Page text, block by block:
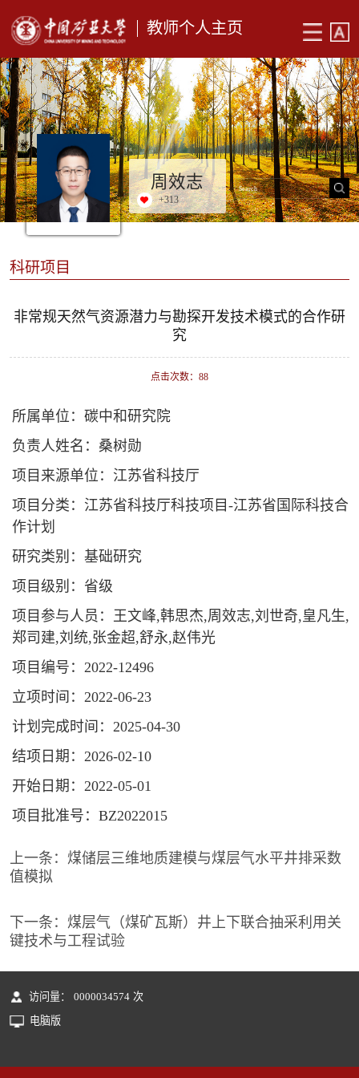
教师个人主页
周效志
+313
科研项目
非常规天然气资源潜力与勘探开发技术模式的合作研
究
点击次数： 88
所属单位：碳中和研究院
负责人姓名：桑树勋
项目来源单位：江苏省科技厅
项目分类：江苏省科技厅科技项目-江苏省国际科技合
作计划
研究类别：基础研究
项目级别：省级
项目参与人员：王文峰,韩思杰,周效志,刘世奇,皇凡生,
郑司建,刘统,张金超,舒永,赵伟光
项目编号：2022-12496
立项时间：2022-06-23
计划完成时间：2025-04-30
结项日期：2026-02-10
开始日期：2022-05-01
项目批准号：BZ2022015
上一条： 煤储层三维地质建模与煤层气水平井排采数
值模拟
下一条： 煤层气（煤矿瓦斯）井上下联合抽采利用关
键技术与工程试验
访问量： 0000034574 次
电脑版